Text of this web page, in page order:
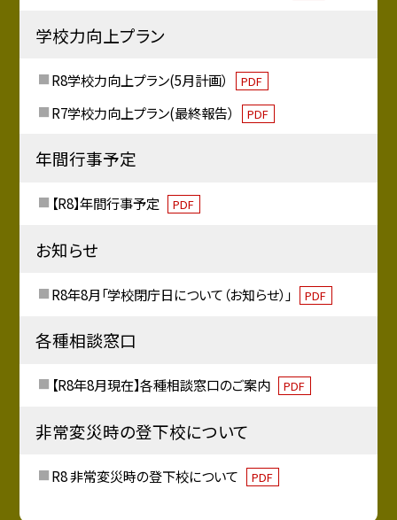
学校力向上プラン
R8学校力向上プラン(5月計画） PDF
R7学校力向上プラン(最終報告） PDF
年間行事予定
【R8】年間行事予定 PDF
お知らせ
R8年8月「学校閉庁日について（お知らせ）」 PDF
各種相談窓口
【R8年8月現在】各種相談窓口のご案内 PDF
非常変災時の登下校について
R8 非常変災時の登下校について PDF